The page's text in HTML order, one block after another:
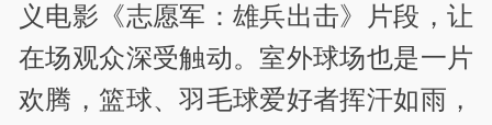
义电影《志愿军：雄兵出击》片段，让
在场观众深受触动。室外球场也是一片
欢腾，篮球、羽毛球爱好者挥汗如雨，